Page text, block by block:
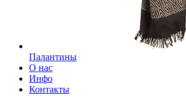
Палантины
О нас
Инфо
Контакты